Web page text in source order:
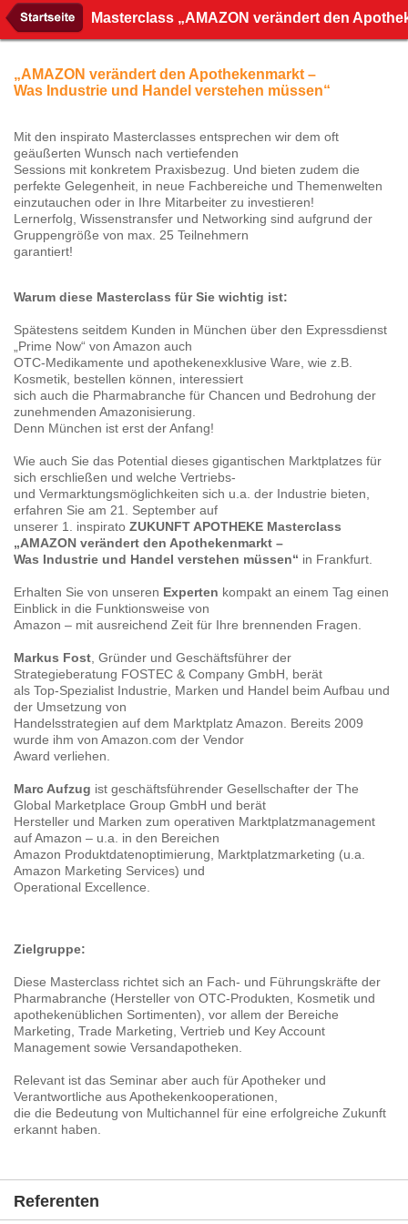
Masterclass „AMAZON verändert den
„AMAZON verändert den Apothekenmarkt –
Was Industrie und Handel verstehen müssen“
Mit den inspirato Masterclasses entsprechen wir dem oft
geäußerten Wunsch nach vertiefenden
Sessions mit konkretem Praxisbezug. Und bieten zudem die
perfekte Gelegenheit, in neue Fachbereiche und Themenwelten
einzutauchen oder in Ihre Mitarbeiter zu investieren!
Lernerfolg, Wissenstransfer und Networking sind aufgrund der
Gruppengröße von max. 25 Teilnehmern
garantiert!
Warum diese Masterclass für Sie wichtig ist:
Spätestens seitdem Kunden in München über den Expressdienst
„Prime Now“ von Amazon auch
OTC-Medikamente und apothekenexklusive Ware, wie z.B.
Kosmetik, bestellen können, interessiert
sich auch die Pharmabranche für Chancen und Bedrohung der
zunehmenden Amazonisierung.
Denn München ist erst der Anfang!
Wie auch Sie das Potential dieses gigantischen Marktplatzes für
sich erschließen und welche Vertriebs-
und Vermarktungsmöglichkeiten sich u.a. der Industrie bieten,
erfahren Sie am 21. September auf
unserer 1. inspirato ZUKUNFT APOTHEKE Masterclass
„AMAZON verändert den Apothekenmarkt –
Was Industrie und Handel verstehen müssen“ in Frankfurt.
Erhalten Sie von unseren Experten kompakt an einem Tag einen
Einblick in die Funktionsweise von
Amazon – mit ausreichend Zeit für Ihre brennenden Fragen.
Markus Fost , Gründer und Geschäftsführer der
Strategieberatung FOSTEC & Company GmbH, berät
als Top-Spezialist Industrie, Marken und Handel beim Aufbau und
der Umsetzung von
Handelsstrategien auf dem Marktplatz Amazon. Bereits 2009
wurde ihm von Amazon.com der Vendor
Award verliehen.
Marc Aufzug ist geschäftsführender Gesellschafter der The
Global Marketplace Group GmbH und berät
Hersteller und Marken zum operativen Marktplatzmanagement
auf Amazon – u.a. in den Bereichen
Amazon Produktdatenoptimierung, Marktplatzmarketing (u.a.
Amazon Marketing Services) und
Operational Excellence.
Zielgruppe:
Diese Masterclass richtet sich an Fach- und Führungskräfte der
Pharmabranche (Hersteller von OTC-Produkten, Kosmetik und
apothekenüblichen Sortimenten), vor allem der Bereiche
Marketing, Trade Marketing, Vertrieb und Key Account
Management sowie Versandapotheken.
Relevant ist das Seminar aber auch für Apotheker und
Verantwortliche aus Apothekenkooperationen,
die die Bedeutung von Multichannel für eine erfolgreiche Zukunft
erkannt haben.
Referenten